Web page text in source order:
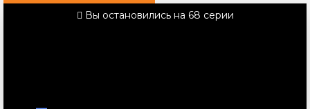
Вы остановились на 68 серии